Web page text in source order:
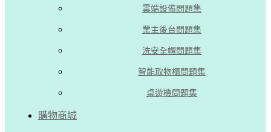
雲端設備問題集
業主後台問題集
洗安全帽問題集
智能取物櫃問題集
桌遊機問題集
購物商城